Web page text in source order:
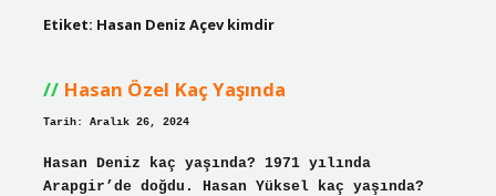
Etiket: Hasan Deniz Açev kimdir
Hasan Özel Kaç Yaşında
Tarih: Aralık 26, 2024
Hasan Deniz kaç yaşında? 1971 yılında
Arapgir’de doğdu. Hasan Yüksel kaç yaşında?